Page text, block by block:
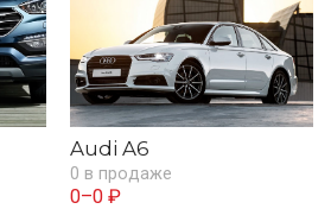
Audi A6
0 в продаже
0–0 ₽